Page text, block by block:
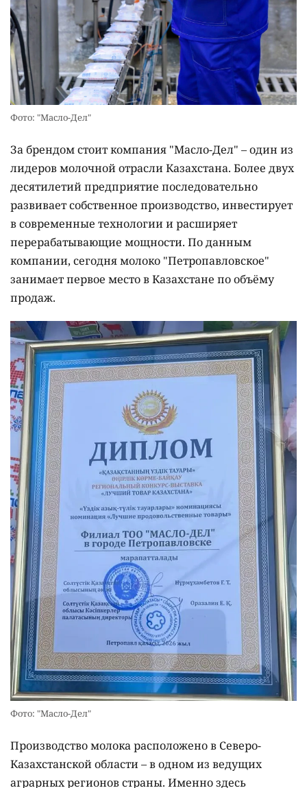
Фото: "Масло-Дел"
За брендом стоит компания "Масло-Дел" – один из
лидеров молочной отрасли Казахстана. Более двух
десятилетий предприятие последовательно
развивает собственное производство, инвестирует
в современные технологии и расширяет
перерабатывающие мощности. По данным
компании, сегодня молоко "Петропавловское"
занимает первое место в Казахстане по объёму
продаж.
Фото: "Масло-Дел"
Производство молока расположено в Северо-
Казахстанской области – в одном из ведущих
аграрных регионов страны. Именно здесь